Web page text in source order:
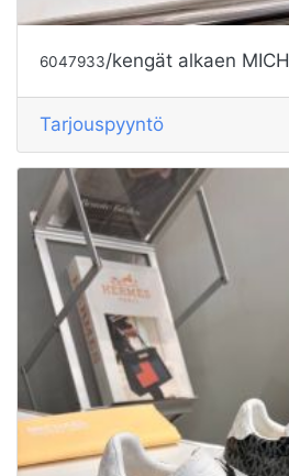
6047933/kengät alkaen
Tarjouspyyntö